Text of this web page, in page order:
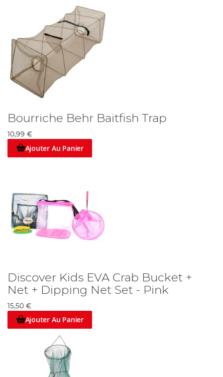
Bourriche Behr Baitfish Trap
10,99 €
Ajouter Au Panier
Discover Kids EVA Crab Bucket +
Net + Dipping Net Set - Pink
15,50 €
Ajouter Au Panier